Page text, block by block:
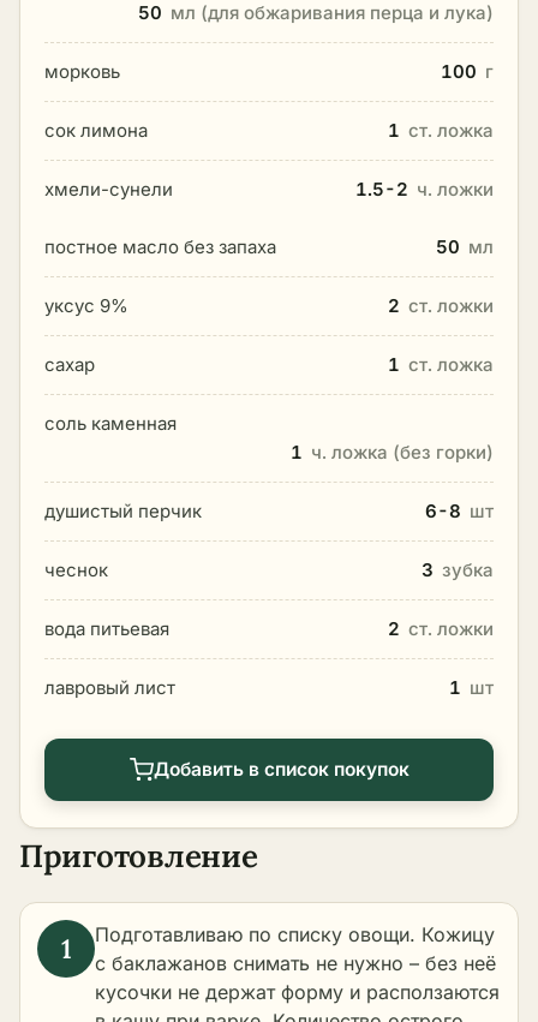
50 мл (для обжаривания перца и лука)
морковь 100 г
сок лимона 1 ст. ложка
хмели-сунели 1.5-2 ч. ложки
постное масло без запаха 50 мл
уксус 9% 2 ст. ложки
сахар 1 ст. ложка
соль каменная
1 ч. ложка (без горки)
душистый перчик 6-8 шт
чеснок 3 зубка
вода питьевая 2 ст. ложки
лавровый лист 1 шт
Добавить в список покупок
Приготовление
Подготавливаю по списку овощи. Кожицу
с баклажанов снимать не нужно – без неё
кусочки не держат форму и расползаются